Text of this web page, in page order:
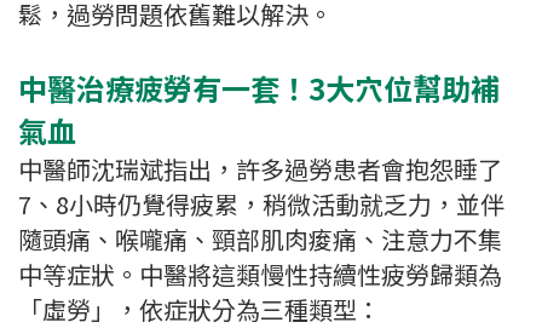
鬆，過勞問題依舊難以解決。
中醫治療疲勞有一套！3大穴位幫助補
氣血
中醫師沈瑞斌指出，許多過勞患者會抱怨睡了
7、8小時仍覺得疲累，稍微活動就乏力，並伴
隨頭痛、喉嚨痛、頸部肌肉痠痛、注意力不集
中等症狀。中醫將這類慢性持續性疲勞歸類為
「虛勞」，依症狀分為三種類型：